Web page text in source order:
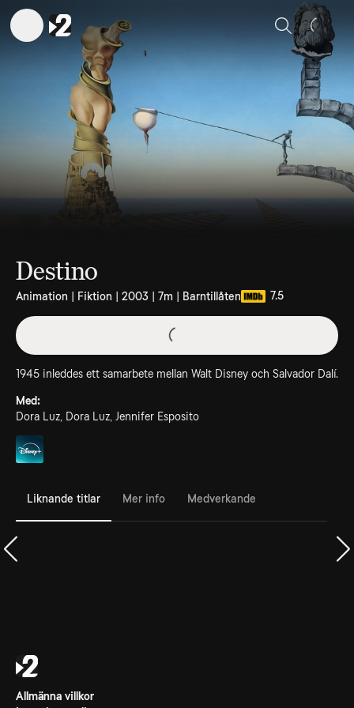
Sök
Destino
Animation | Fiktion | 2003 | 7m | Barntillåten 7.5
1945 inleddes ett samarbete mellan Walt Disney och Salvador Dalí.
Med:
Dora Luz, Dora Luz, Jennifer Esposito
Liknande titlar Mer info Medverkande
Allmänna villkor